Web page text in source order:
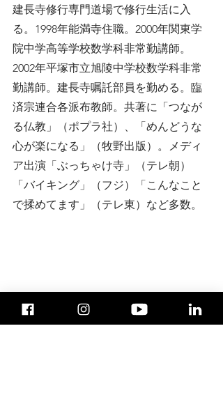
建長寺修行専門道場で修行生活に入
る。1998年能満寺住職。2000年関東学
院中学高等学校数学科非常勤講師。
2002年平塚市立旭陵中学校数学科非常
勤講師。建長寺嘱託部員を勤める。臨
済宗連合各派布教師。共著に「つなが
る仏教」（ポプラ社）、「めんどうな
心が楽になる」（牧野出版）。メディ
ア出演「ぶっちゃけ寺」（テレ朝）
「バイキング」（フジ）「こんなこと
で揉めてます」（テレ東）など多数。